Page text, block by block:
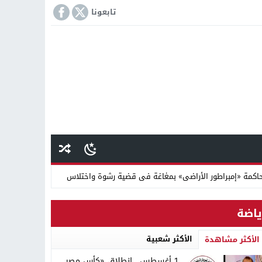
تابعونا
«إمبراطور الأراضى» بمغاغة فى قضية رشوة واختلاس
دينية سودانية
الأكثر مشاهدة الأكثر شعبية